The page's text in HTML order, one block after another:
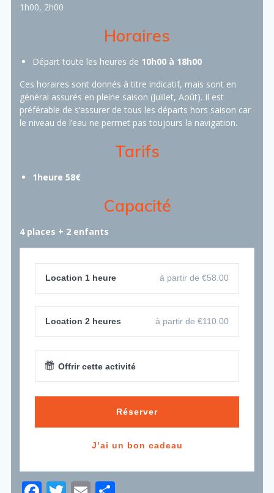
1h00, 2h00
Horaires
Départ toute les heures de 10h00 à 18h00
Ces horaires sont donnés à titre indicatif, mais sont en
général assurés en pleine saison (Juillet, Août). Il est
préférable de s’assurer de tous les départs hors saison car
le niveau de l’eau ne permet pas toujours la navigation.
Tarifs
1heure 58€
Capacité
4 places + 2 enfants
Location 1 heure à partir de €58.00
Location 2 heures à partir de €110.00
Offrir cette activité
Réserver
J’ai un bon cadeau